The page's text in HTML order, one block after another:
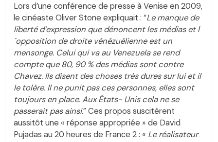
Lors d’une conférence de presse à Venise en 2009,
le cinéaste Oliver Stone expliquait : “Le manque de
liberté d’expression que dénoncent les médias et l
´opposition de droite vénézuélienne est un
mensonge. Celui qui va au Venezuela se rend
compte que 80, 90 % des médias sont contre
Chavez. Ils disent des choses très dures sur lui et il
le tolère. Il ne punit pas ces personnes, elles sont
toujours en place. Aux États- Unis cela ne se
passerait pas ainsi.” Ces propos suscitèrent
aussitôt une « réponse appropriée » de David
Pujadas au 20 heures de France 2 : « Le réalisateur